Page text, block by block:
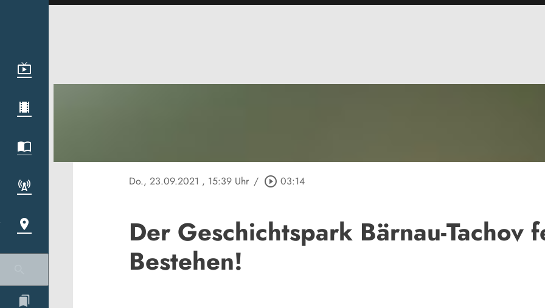
Do., 23.09.2021 , 15:39 Uhr / play_circle_outline 03:14
Der Geschichtspark Bärnau-Tachov
Bestehen!